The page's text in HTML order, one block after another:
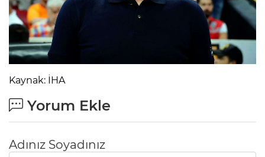
Kaynak: İHA
Yorum Ekle
Adınız Soyadınız